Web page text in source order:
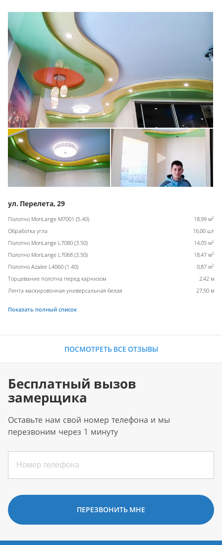
ул. Перелета, 29
Полотно MonLange M7001 (5.40) 18,99 м2
Обработка угла
16,00 шт
Полотно MonLange L7080 (3.50)
14,05 м2
Полотно MonLange L7068 (3.50) 18,47 м2
Полотно Azalee L4060 (1.40) 0,87 м2
Торцевание полотна перед карнизом
2,42 м
Лента маскировочная универсальная белая
27,50 м
Показать полный список
ПОСМОТРЕТЬ ВСЕ ОТЗЫВЫ
Бесплатный вызов
замерщика
Оставьте нам свой номер телефона и мы
перезвоним через 1 минуту
ПЕРЕЗВОНИТЬ МНЕ